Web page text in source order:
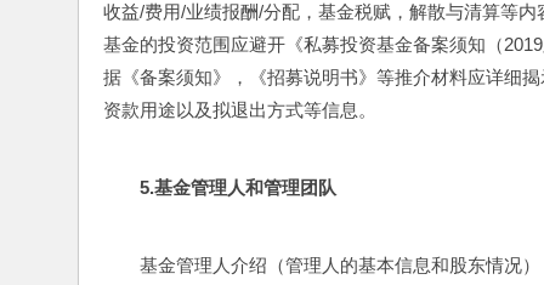
收益/费用/业绩报酬/分配，基金税赋，解散与清算等
基金的投资范围应避开《私募投资基金备案须知（
据《备案须知》，《招募说明书》等推介材料应详细
资款用途以及拟退出方式等信息。
5.基金管理人和管理团队
基金管理人介绍（管理人的基本信息和股东情况